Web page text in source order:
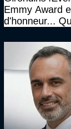
Emmy Award
d'honneur...